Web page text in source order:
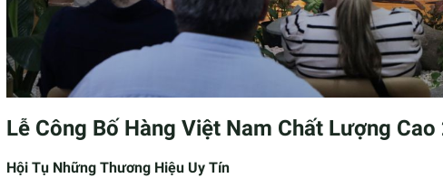
Lễ Công Bố Hàng Việt Nam Chất Lượng
Hội Tụ Những Thương Hiệu Uy Tín